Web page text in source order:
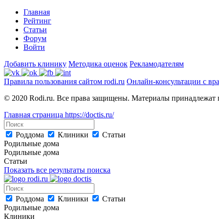
Главная
Рейтинг
Статьи
Форум
Войти
Добавить клинику Методика оценок Рекламодателям
Правила пользования сайтом rodi.ru Онлайн-консультации с
© 2020 Rodi.ru. Все права защищены. Материалы принадлежат
Главная страница https://doctis.ru/
Роддома Клиники
Статьи
Родильные дома
Родильные дома
Статьи
Показать все результаты поиска
Роддома Клиники
Статьи
Родильные дома
Клиники